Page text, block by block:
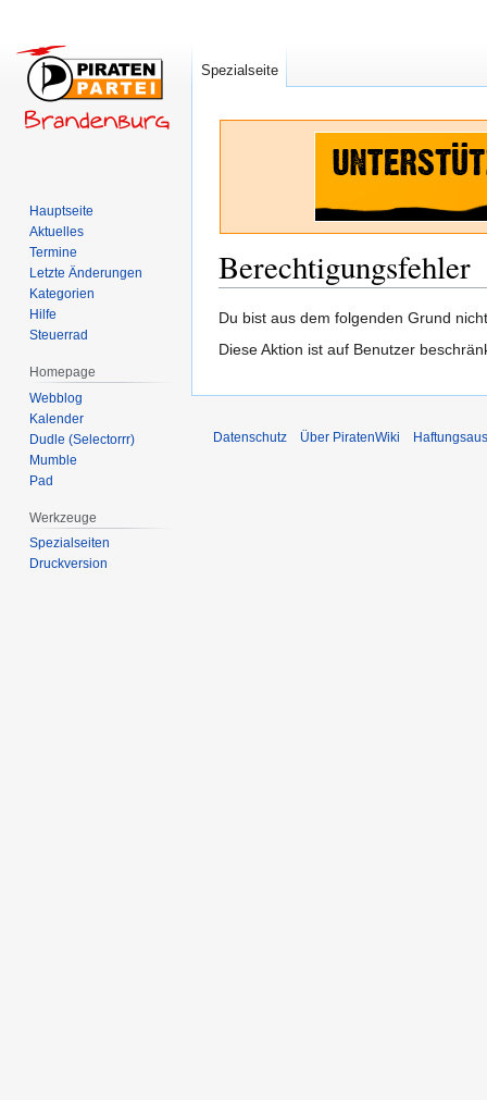
Berechtigungsfehler
Zur
Navigation
Zur
Suche
Du bist aus dem folgenden Grund
Diese Aktion ist auf Benutzer
Spezialseite
Hauptseite
Aktuelles
Termine
Letzte Änderungen
Kategorien
Hilfe
Steuerrad
Homepage
Webblog
Kalender
Dudle (Selectorrr)
Mumble
Pad
Werkzeuge
Spezialseiten
Druckversion
Datenschutz Über PiratenWiki